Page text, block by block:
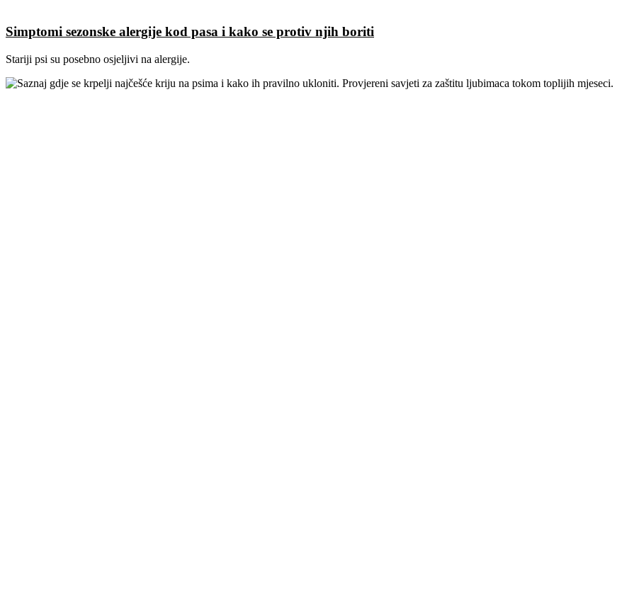
Simptomi sezonske alergije kod pasa i kako se protiv njih boriti
Stariji psi su posebno osjeljivi na alergije.